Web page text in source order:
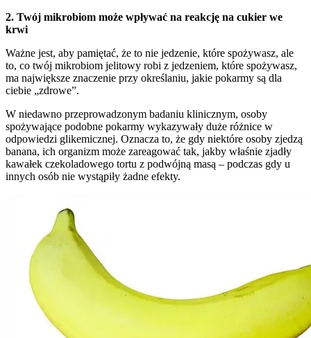
2. Twój mikrobiom może wpływać na reakcję na cukier we
krwi
Ważne jest, aby pamiętać, że to nie jedzenie, które spożywasz, ale
to, co twój mikrobiom jelitowy robi z jedzeniem, które spożywasz,
ma największe znaczenie przy określaniu, jakie pokarmy są dla
ciebie „zdrowe”.
W niedawno przeprowadzonym badaniu klinicznym, osoby
spożywające podobne pokarmy wykazywały duże różnice w
odpowiedzi glikemicznej. Oznacza to, że gdy niektóre osoby zjedzą
banana, ich organizm może zareagować tak, jakby właśnie zjadły
kawałek czekoladowego tortu z podwójną masą – podczas gdy u
innych osób nie wystąpiły żadne efekty.